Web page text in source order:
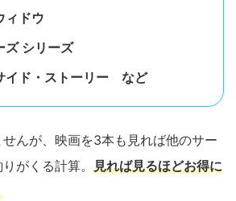
ィドウ
ズ シリーズ
イド・ストーリー など
んが、映画を3本も見れば他のサー
がくる計算。 見れば見るほどお得に